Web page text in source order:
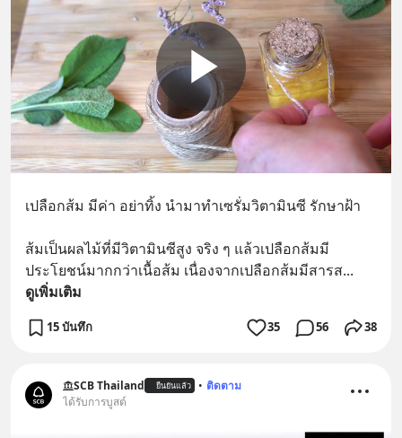
เปลือกส้ม มีค่า อย่าทิ้ง นำมาทำเซรั่มวิตามินซี รักษาฝ้า
ส้มเป็นผลไม้ที่มีวิตามินซีสูง จริง ๆ แล้วเปลือกส้มมี
ประโยชน์มากกว่าเนื้อส้ม เนื่องจากเปลือกส้มมีสารส...
ดูเพิ่มเติม
15 บันทึก 35 56 38
SCB Thailand ยืนยันแล้ว • ติดตาม
ได้รับการบูสต์